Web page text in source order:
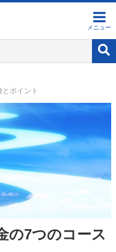
ポイント
の7つのコース